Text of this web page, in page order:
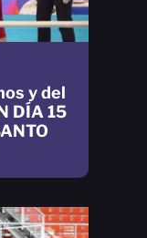
y del
DÍA 15